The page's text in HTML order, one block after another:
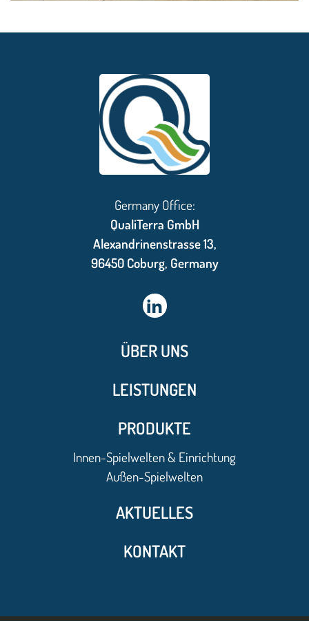
Germany Office:
QualiTerra GmbH
Alexandrinenstrasse 13,
96450 Coburg, Germany
ÜBER UNS
LEISTUNGEN
PRODUKTE
Innen-Spielwelten & Einrichtung
Außen-Spielwelten
AKTUELLES
KONTAKT